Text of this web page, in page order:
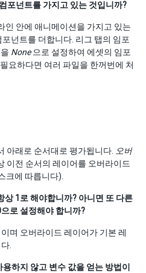
포넌트를 가지고 있는 것입니까?
인 안에 애니메이션을 가지고 있는
넌트를 더합니다. 리그 탭의 임포
None으로 설정하여 에셋의 임포
요하다면 여러 파일을 한꺼번에 처
아래로 순서대로 평가됩니다. 오버
이전 순서의 레이어를 오버라이드
크에 따릅니다).
상 1로 해야합니까? 아니면 또 다른
로 설정해야 합니까?
며 오버라이드 레이어가 기본 레
.
하지 않고 변수 값을 얻는 방법이